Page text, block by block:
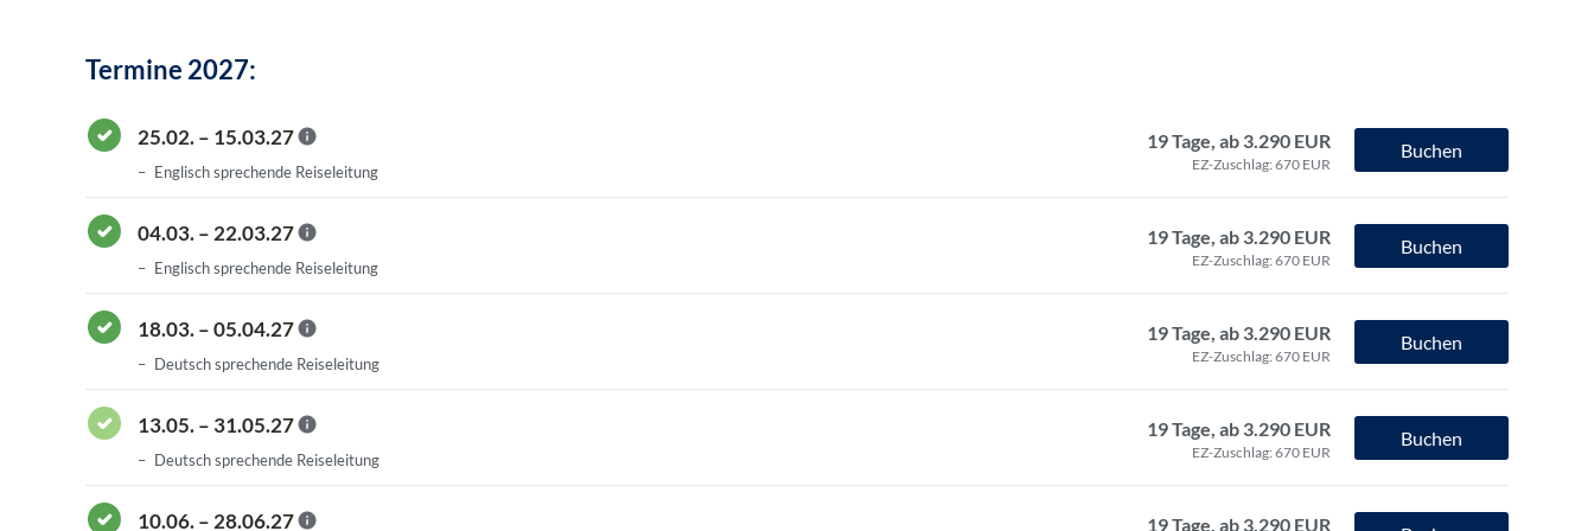
Termine 2027:
25.02. – 15.03.27
Englisch sprechende Reiseleitung
19 Tage, ab 3.290 EUR
EZ-Zuschlag: 670 EUR
Buchen
04.03. – 22.03.27
Englisch sprechende Reiseleitung
19 Tage, ab 3.290 EUR
EZ-Zuschlag: 670 EUR
Buchen
18.03. – 05.04.27
Deutsch sprechende Reiseleitung
19 Tage, ab 3.290 EUR
EZ-Zuschlag: 670 EUR
Buchen
13.05. – 31.05.27
Deutsch sprechende Reiseleitung
19 Tage, ab 3.290 EUR
EZ-Zuschlag: 670 EUR
Buchen
10.06. – 28.06.27 19 Tage, ab 3.290 EUR